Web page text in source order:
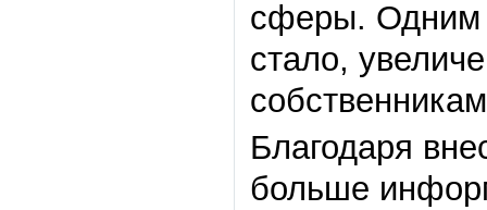
сферы. Одним
стало,
Благодаря
больше